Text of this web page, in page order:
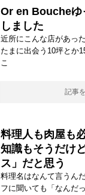
Or en Boucheゆ
しました
近所にこんな店があっ
たまに出会う10坪とか
こ
記事
料理人も肉屋も
知識もそうだけ
ス」だと思う
料理名はなんて言うん
フに聞いても「なんだ